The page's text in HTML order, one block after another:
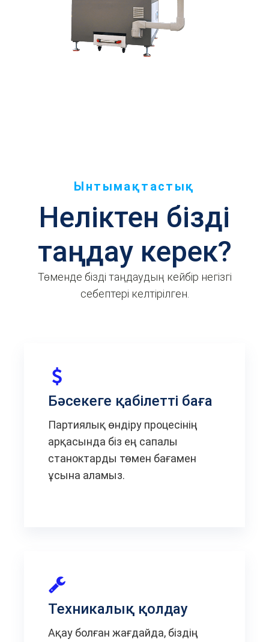
Ынтымақтастық
Неліктен бізді
таңдау керек?
Төменде бізді таңдаудың кейбір негізгі
себептері келтірілген.
Бәсекеге қабілетті баға
Партиялық өндіру процесінің
арқасында біз ең сапалы
станоктарды төмен бағамен
ұсына аламыз.
Техникалық қолдау
Ақау болған жағдайда, біздің